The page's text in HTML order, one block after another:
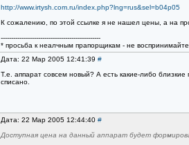
http://www.irtysh.com.ru/index.php?lng=rus&sel=b04p05
К сожалению, по этой ссылке я не нашел цены, а на
------------------------------------------------
* просьба к неалчным прапорщикам - не
Дата: 22 Мар 2005 12:41:39 #
Т.е. аппарат совсем новый? А есть какие-либо
списано.
Дата: 22 Мар 2005 12:44:40 #
Доступная цена на данный аппарат будет